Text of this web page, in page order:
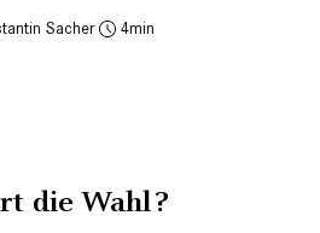
Sacher 4
die Wahl?